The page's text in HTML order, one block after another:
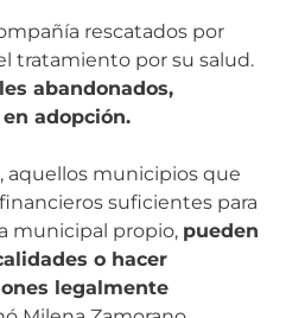
rescatados por
tratamiento por su salud.
abandonados,
adopción.
aquellos municipios que
suficientes para
municipal propio, pueden
o hacer
legalmente